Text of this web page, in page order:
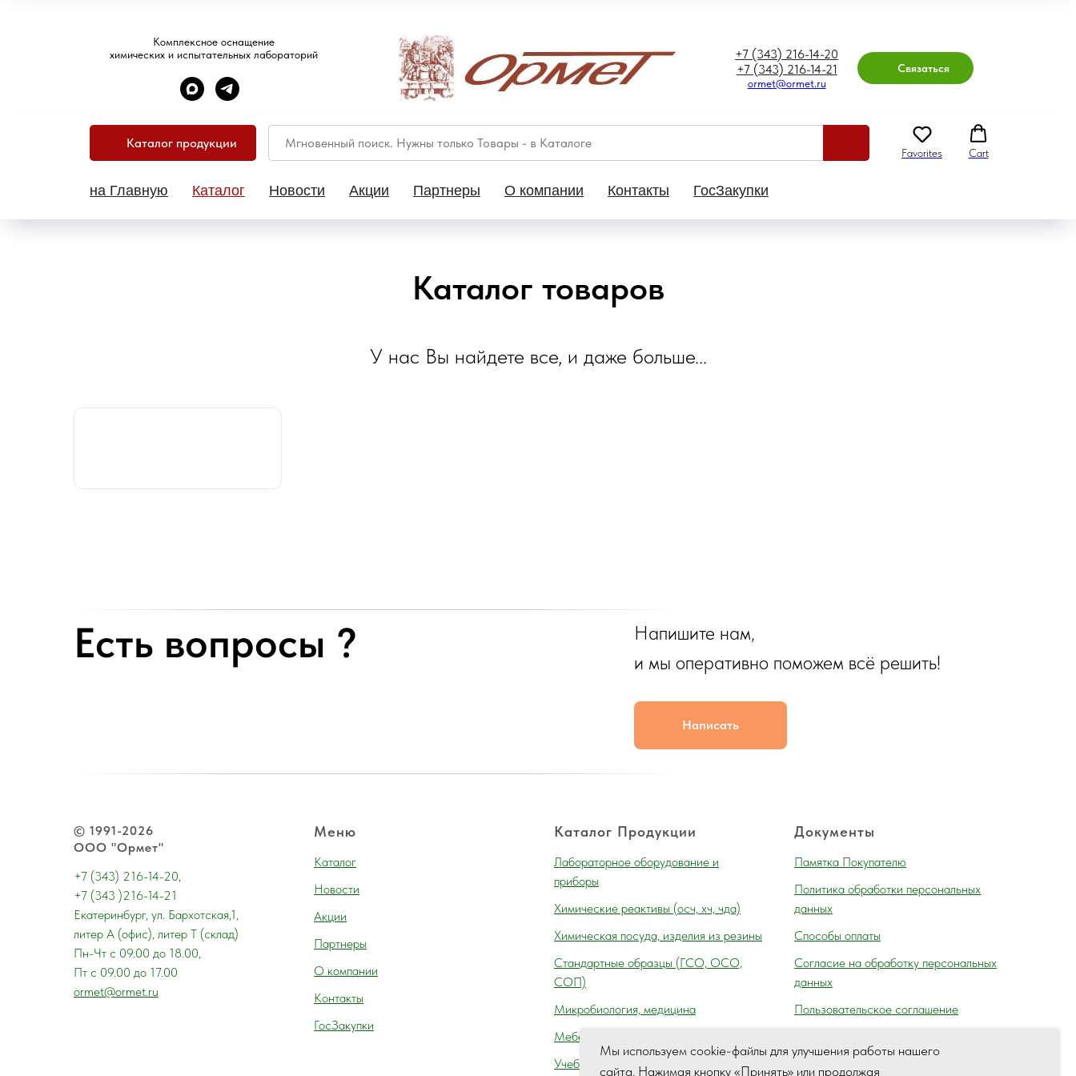
Комплексное оснащение
химических и испытательных лабораторий
+7 (343) 216-14-20
+7 (343) 216-14-21
ormet@ormet.ru
Связаться
Каталог продукции
Favorites Cart
на Главную Каталог Новости Акции Партнеры О компании Контакты ГосЗакупки
Каталог товаров
У нас Вы найдете все, и даже больше...
Есть вопросы ?
Напишите нам,
и мы оперативно поможем всё решить!
Написать
Мы используем cookie-файлы для улучшения работы нашего
сайта. Нажимая кнопку «Принять» или продолжая
© 1991-2026
ООО "Ормет"
+7 (343) 216-14-20,
+7 (343 )216-14-21
Екатеринбург, ул. Бархотская,1,
литер А (офис), литер Т (склад)
Пн-Чт с 09.00 до 18.00,
Пт с 09.00 до 17.00
ormet@ormet.ru
Меню
Каталог
Новости
Акции
Партнеры
О компании
Контакты
ГосЗакупки
Каталог Продукции
Лабораторное оборудование и
приборы
Химические реактивы (осч, хч, чда)
Химическая посуда, изделия из резины
Cтандартные образцы (ГСО, ОСО,
СОП)
Микробиология, медицина
Мебель лабораторная
Учебное оборудование
Документы
Памятка Покупателю
Политика обработки персональных
данных
Способы оплаты
Согласие на обработку персональных
данных
Пользовательское соглашение